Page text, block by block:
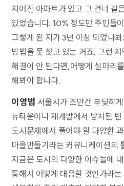
지어진 아파트가 있고 그 건너 길
있었습니다. 10% 정도만 주민들
그렇게 된 지가 3년 이상 되었나봐
방법을 못 찾고 있는 거죠. 그런
해결이 안 된다면, 어떻게 실마리
해봐야 합니다.
이영범 서울시가 조만간 부딪히
뉴타운이나 재개발에서 방치된
도시문제에서 풀어야 할 다양한
마을만들기라는 커뮤니케이션의
지금은 도시의 다양한 이슈들에
통해서 어떻게 대응할 것인가라는